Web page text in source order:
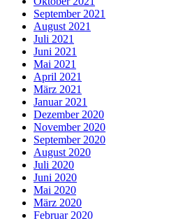
September 2021
August 2021
Juli 2021
Juni 2021
Mai 2021
April 2021
März 2021
Januar 2021
Dezember 2020
November 2020
September 2020
August 2020
Juli 2020
Juni 2020
Mai 2020
März 2020
Februar 2020